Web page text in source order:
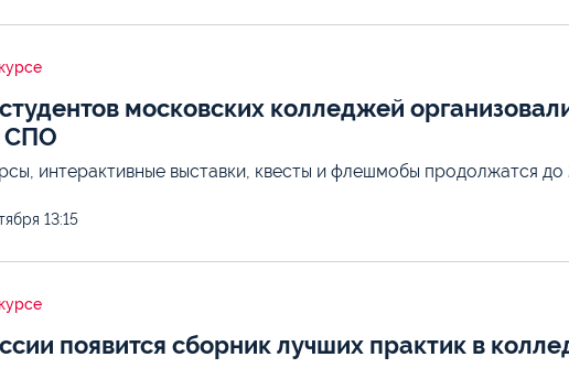
московских колледжей
интерактивные выставки, квесты и флешмобы продолжатся до
13:15
появится сборник лучших практик в